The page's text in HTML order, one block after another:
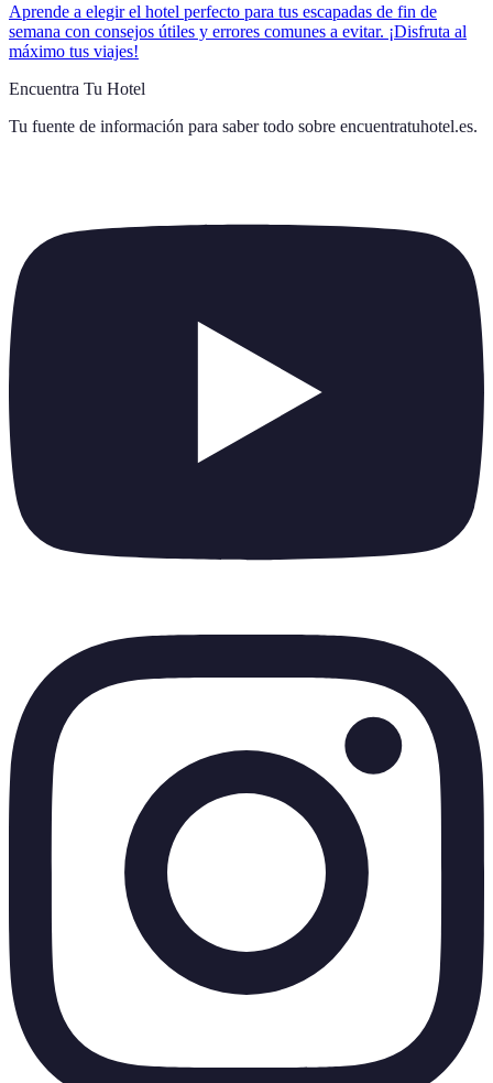
Aprende a elegir el hotel perfecto para tus escapadas de fin de
semana con consejos útiles y errores comunes a evitar. ¡Disfruta al
máximo tus viajes!
Encuentra Tu Hotel
Tu fuente de información para saber todo sobre encuentratuhotel.es.